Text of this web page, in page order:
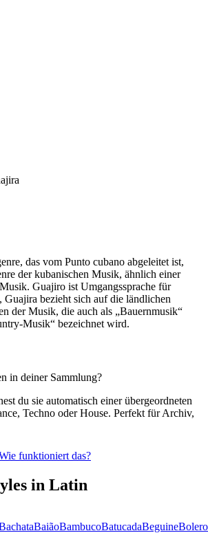
das vom Punto cubano abgeleitet ist,
der kubanischen Musik, ähnlich einer
Guajiro ist Umgangssprache für
Guajira bezieht sich auf die ländlichen
der Musik, die auch als „Bauernmusik“
Musik“ bezeichnet wird.
in deiner Sammlung?
du sie automatisch einer übergeordneten
Techno oder House. Perfekt für Archiv,
funktioniert das?
in Latin
BaiãoBambucoBatucadaBeguineBolero